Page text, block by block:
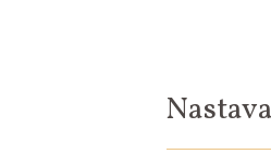
Nastava